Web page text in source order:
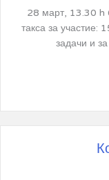
28 март, 13.30
такса за участие:
задачи и